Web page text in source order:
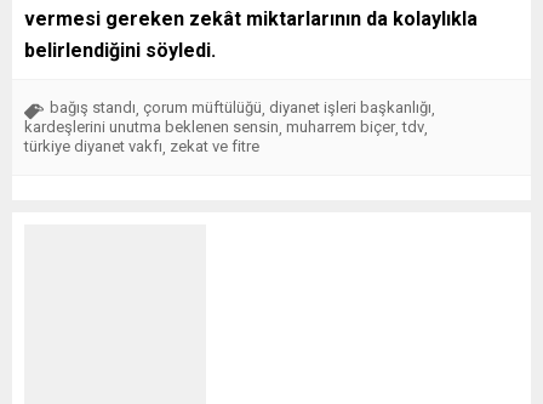
vermesi gereken zekât miktarlarının da kolaylıkla
belirlendiğini söyledi.
bağış standı çorum müftülüğü diyanet işleri başkanlığı
kardeşlerini unutma beklenen sensin muharrem biçer ,tdv
türkiye diyanet vakfı zekat ve fitre